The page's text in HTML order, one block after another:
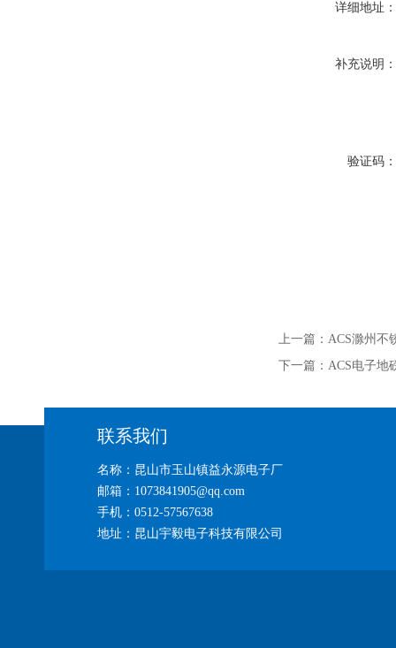
详细地址：
补充说明：
验证码：
上一篇： ACS滁州不
下一篇： ACS电子地
联系我们
名称：昆山市玉山镇益永源电子厂
邮箱：1073841905@qq.com
手机：0512-57567638
地址：昆山宇毅电子科技有限公司